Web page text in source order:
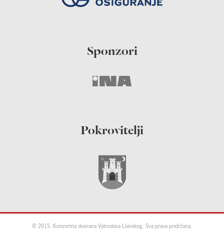
Sponzori
Pokrovitelji
© 2015. Koncertna dvorana Vatroslava Lisinskog. Sva prava pridržana.